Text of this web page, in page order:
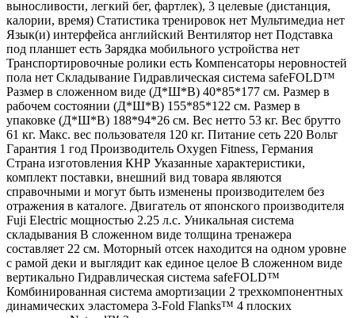
выносливости, легкий бег, фартлек), 3 целевые (дистанция,
калории, время) Статистика тренировок нет Мультимедиа нет
Язык(и) интерфейса английский Вентилятор нет Подставка
под планшет есть Зарядка мобильного устройства нет
Транспортировочные ролики есть Компенсаторы неровностей
пола нет Складывание Гидравлическая система safeFOLD™
Размер в сложенном виде (Д*Ш*В) 40*85*177 см. Размер в
рабочем состоянии (Д*Ш*В) 155*85*122 см. Размер в
упаковке (Д*Ш*В) 188*94*26 см. Вес нетто 53 кг. Вес брутто
61 кг. Макс. вес пользователя 120 кг. Питание сеть 220 Вольт
Гарантия 1 год Производитель Oxygen Fitness, Германия
Страна изготовления КНР Указанные характеристики,
комплект поставки, внешний вид товара являются
справочными и могут быть изменены производителем без
отражения в каталоге. Двигатель от японского производителя
Fuji Electric мощностью 2.25 л.с. Уникальная система
складывания В сложенном виде толщина тренажера
составляет 22 см. Моторный отсек находится на одном уровне
с рамой деки и выглядит как единое целое В сложенном виде
вертикально Гидравлическая система safeFOLD™
Комбинированная система амортизации 2 трехкомпонентных
динамических эластомера 3-Fold Flanks™ 4 плоских